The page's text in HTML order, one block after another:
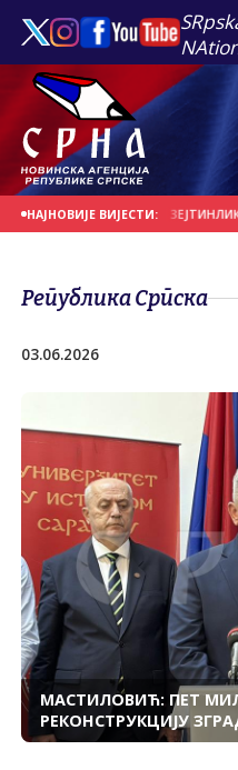
НАЈНОВИЈЕ ВИЈЕСТИ:
НА НОВОМ ЗЕЈТИНЛИКУ
Република Српска
03.06.2026
МАСТИЛОВИЋ: ПЕТ
РЕКОНСТРУКЦИЈУ